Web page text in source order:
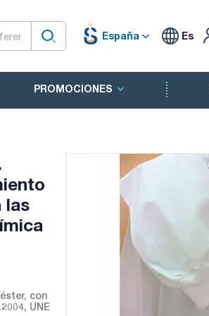
España Es
PROMOCIONES
las
con
UNE